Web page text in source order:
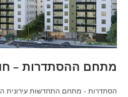
מתחם ההסתדרות –